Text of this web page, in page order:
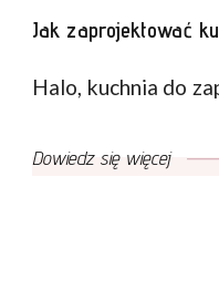
Jak zaprojektować
Halo, kuchnia do
Dowiedz się więcej